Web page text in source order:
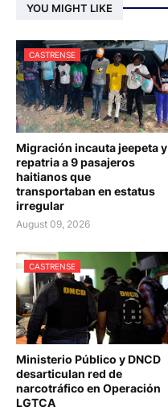
YOU MIGHT LIKE
CASTRENSE
Migración incauta jeepeta y
repatria a 9 pasajeros
haitianos que
transportaban en estatus
irregular
August 09, 2026
CASTRENSE
Ministerio Público y DNCD
desarticulan red de
narcotráfico en Operación
LGTCA